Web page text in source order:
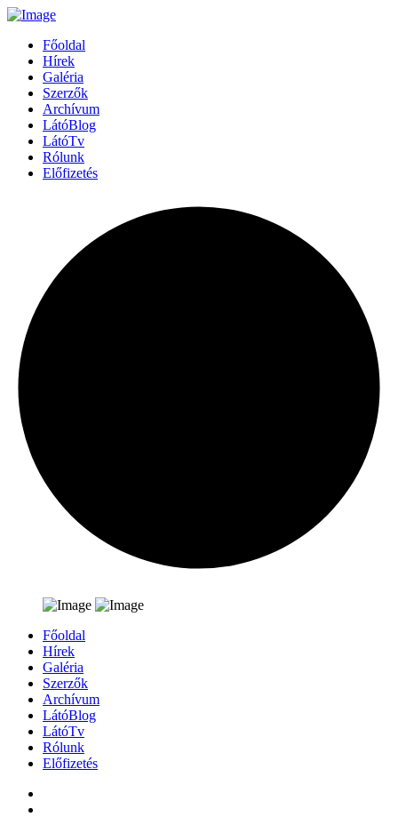
Főoldal
Hírek
Galéria
Szerzők
Archívum
LátóBlog
LátóTv
Rólunk
Előfizetés
Főoldal
Hírek
Galéria
Szerzők
Archívum
LátóBlog
LátóTv
Rólunk
Előfizetés